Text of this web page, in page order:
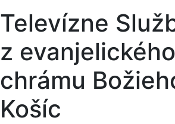
Televízne
z evanjelického
chrámu
Košíc